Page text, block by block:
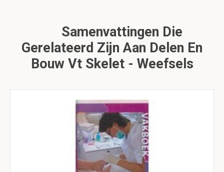
Samenvattingen Die
Gerelateerd Zijn Aan Delen En
Bouw Vt Skelet - Weefsels